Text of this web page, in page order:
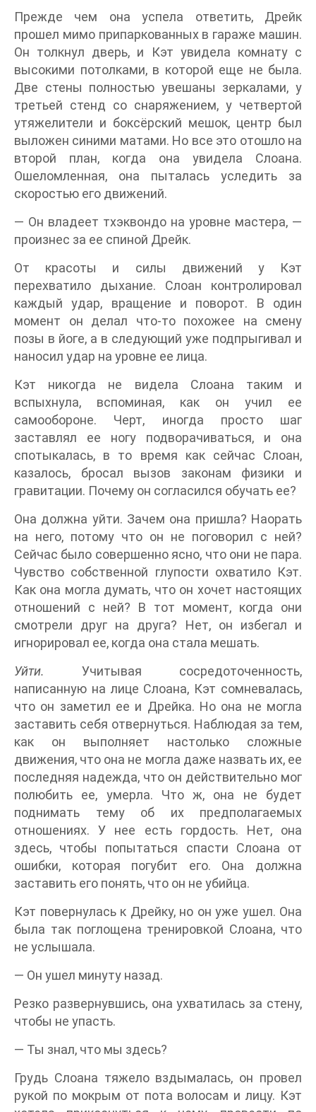
Прежде чем она успела ответить, Дрейк
прошел мимо припаркованных в гараже машин.
Он толкнул дверь, и Кэт увидела комнату с
высокими потолками, в которой еще не была.
Две стены полностью увешаны зеркалами, у
третьей стенд со снаряжением, у четвертой
утяжелители и боксёрский мешок, центр был
выложен синими матами. Но все это отошло на
второй план, когда она увидела Слоана.
Ошеломленная, она пыталась уследить за
скоростью его движений.
— Он владеет тхэквондо на уровне мастера, —
произнес за ее спиной Дрейк.
От красоты и силы движений у Кэт
перехватило дыхание. Слоан контролировал
каждый удар, вращение и поворот. В один
момент он делал что-то похожее на смену
позы в йоге, а в следующий уже подпрыгивал и
наносил удар на уровне ее лица.
Кэт никогда не видела Слоана таким и
вспыхнула, вспоминая, как он учил ее
самообороне. Черт, иногда просто шаг
заставлял ее ногу подворачиваться, и она
спотыкалась, в то время как сейчас Слоан,
казалось, бросал вызов законам физики и
гравитации. Почему он согласился обучать ее?
Она должна уйти. Зачем она пришла? Наорать
на него, потому что он не поговорил с ней?
Сейчас было совершенно ясно, что они не пара.
Чувство собственной глупости охватило Кэт.
Как она могла думать, что он хочет настоящих
отношений с ней? В тот момент, когда они
смотрели друг на друга? Нет, он избегал и
игнорировал ее, когда она стала мешать.
Уйти. Учитывая сосредоточенность,
написанную на лице Слоана, Кэт сомневалась,
что он заметил ее и Дрейка. Но она не могла
заставить себя отвернуться. Наблюдая за тем,
как он выполняет настолько сложные
движения, что она не могла даже назвать их, ее
последняя надежда, что он действительно мог
полюбить ее, умерла. Что ж, она не будет
поднимать тему об их предполагаемых
отношениях. У нее есть гордость. Нет, она
здесь, чтобы попытаться спасти Слоана от
ошибки, которая погубит его. Она должна
заставить его понять, что он не убийца.
Кэт повернулась к Дрейку, но он уже ушел. Она
была так поглощена тренировкой Слоана, что
не услышала.
— Он ушел минуту назад.
Резко развернувшись, она ухватилась за стену,
чтобы не упасть.
— Ты знал, что мы здесь?
Грудь Слоана тяжело вздымалась, он провел
рукой по мокрым от пота волосам и лицу. Кэт